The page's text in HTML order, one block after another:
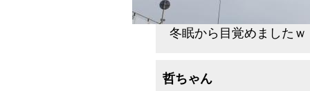
冬眠から目覚めましたｗ
哲ちゃん